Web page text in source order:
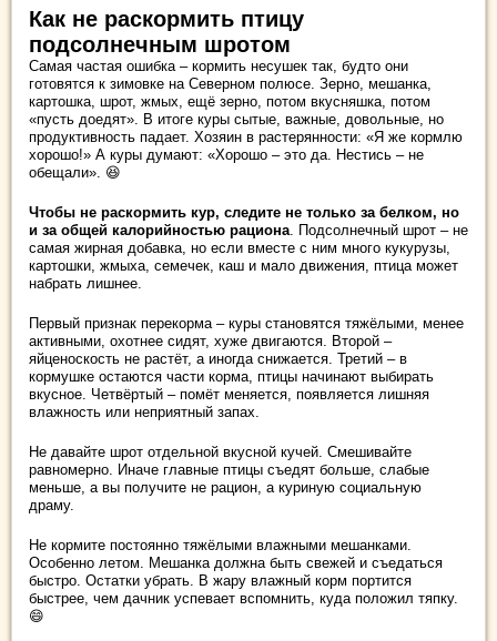
Как не раскормить птицу
подсолнечным шротом
Самая частая ошибка – кормить несушек так, будто они
готовятся к зимовке на Северном полюсе. Зерно, мешанка,
картошка, шрот, жмых, ещё зерно, потом вкусняшка, потом
«пусть доедят». В итоге куры сытые, важные, довольные, но
продуктивность падает. Хозяин в растерянности: «Я же кормлю
хорошо!» А куры думают: «Хорошо – это да. Нестись – не
обещали». 😆
Чтобы не раскормить кур, следите не только за белком, но
и за общей калорийностью рациона . Подсолнечный шрот – не
самая жирная добавка, но если вместе с ним много кукурузы,
картошки, жмыха, семечек, каш и мало движения, птица может
набрать лишнее.
Первый признак перекорма – куры становятся тяжёлыми, менее
активными, охотнее сидят, хуже двигаются. Второй –
яйценоскость не растёт, а иногда снижается. Третий – в
кормушке остаются части корма, птицы начинают выбирать
вкусное. Четвёртый – помёт меняется, появляется лишняя
влажность или неприятный запах.
Не давайте шрот отдельной вкусной кучей. Смешивайте
равномерно. Иначе главные птицы съедят больше, слабые
меньше, а вы получите не рацион, а куриную социальную
драму.
Не кормите постоянно тяжёлыми влажными мешанками.
Особенно летом. Мешанка должна быть свежей и съедаться
быстро. Остатки убрать. В жару влажный корм портится
быстрее, чем дачник успевает вспомнить, куда положил тяпку.
😄